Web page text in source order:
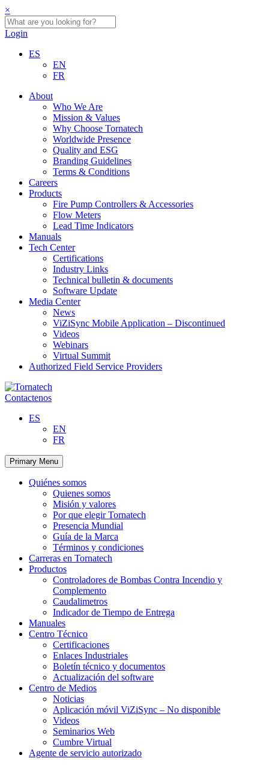
×
Login
ES
EN
FR
About
Who We Are
Mission & Values
Why Choose Tornatech
Worldwide Presence
Quality and ESG
Branding Guidelines
Terms & Conditions
Careers
Products
Fire Pump Controllers & Accessories
Flow Meters
Lead Time Indicators
Manuals
Tech Center
Certifications
Industry Links
Technical bulletin & documents
Software Update
Media Center
News
ViZiSync Mobile Application – Discontinued
Videos
Webinars
Virtual Summit
Authorized Field Service Providers
Skip
to
Contactenos
ES
EN
FR
Primary Menu
Quiénes somos
Quienes somos
Misión y valores
Por que elegir Tornatech
Presencia Mundial
Guía de la Marca
Términos y condiciones
Carreras en Tornatech
Productos
Controladores de Bombas Contra Incendio y
Complemento
Caudalimetros
Indicador de Tiempo de Entrega
Manuales
Centro Técnico
Certificaciones
Enlaces Industriales
Boletín técnico y documentos
Actualización del software
Centro de Medios
Noticias
Aplicación móvil ViZiSync – No disponible
Videos
Seminarios Web
Cumbre Virtual
Agente de servicio autorizado